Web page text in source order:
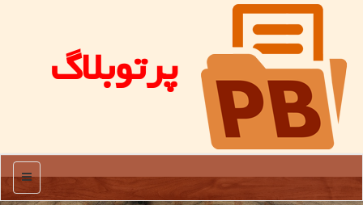
پرتوبلاگ
منو